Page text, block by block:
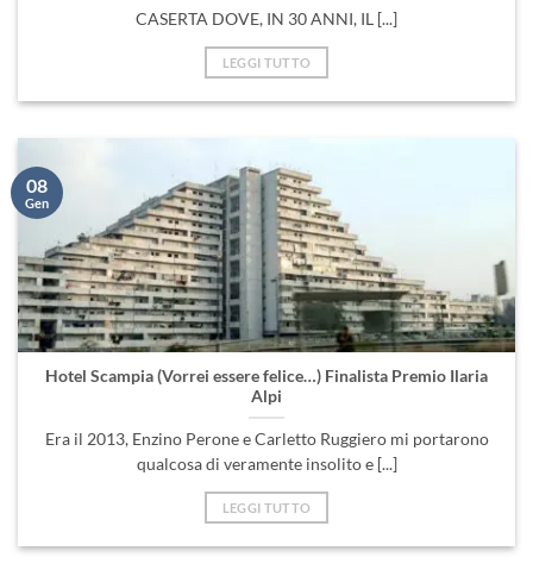
CASERTA DOVE, IN 30 ANNI, IL [...]
LEGGI TUTTO
Hotel Scampia (Vorrei essere felice…) Finalista Premio Ilaria
Alpi
Era il 2013, Enzino Perone e Carletto Ruggiero mi portarono
qualcosa di veramente insolito e [...]
LEGGI TUTTO
08
Gen